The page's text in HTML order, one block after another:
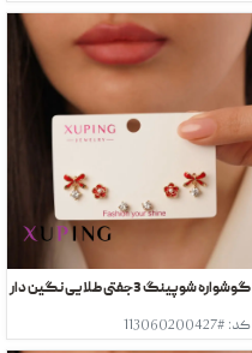
گوشواره شوپینگ 3جفتی طلایی نگین دار
کد: #113060200427